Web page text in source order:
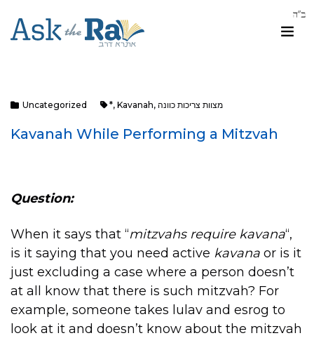
Uncategorized *, Kavanah, מצוות צריכות כוונה
Kavanah While Performing a Mitzvah
Question:
When it says that “mitzvahs require kavana“,
is it saying that you need active kavana or is it
just excluding a case where a person doesn’t
at all know that there is such mitzvah? For
example, someone takes lulav and esrog to
look at it and doesn’t know about the mitzvah